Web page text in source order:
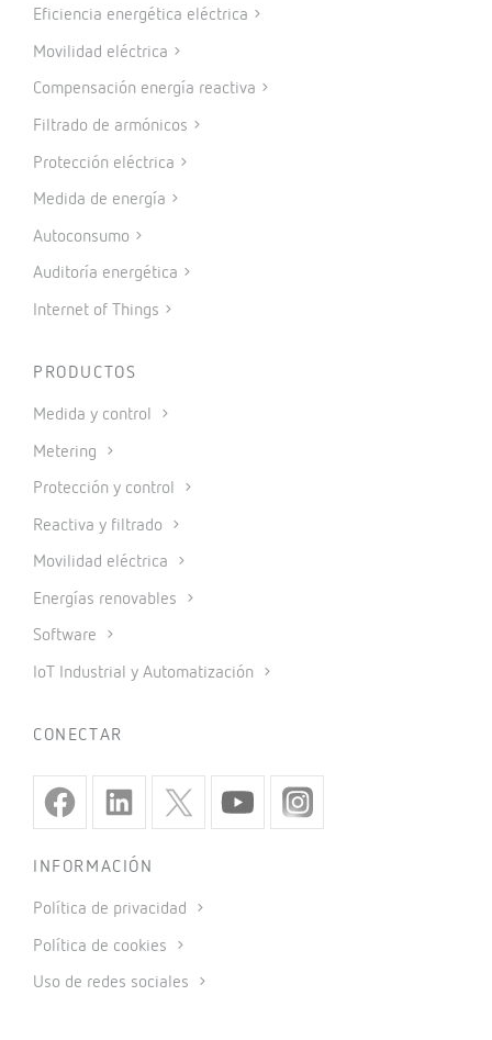
Eficiencia energética eléctrica
Movilidad eléctrica
Compensación energía reactiva
Filtrado de armónicos
Protección eléctrica
Medida de energía
Autoconsumo
Auditoría energética
Internet of Things
PRODUCTOS
Medida y control
Metering
Protección y control
Reactiva y filtrado
Movilidad eléctrica
Energías renovables
Software
IoT Industrial y Automatización
CONECTAR
INFORMACIÓN
Política de privacidad
Política de cookies
Uso de redes sociales